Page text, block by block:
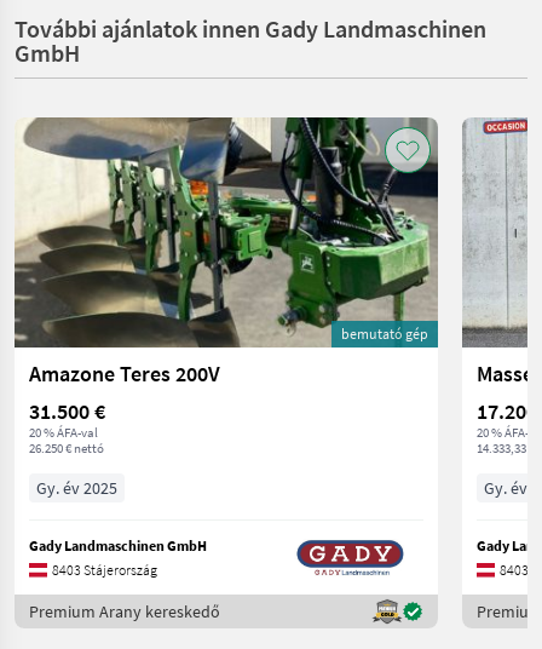
További ajánlatok innen Gady Landmaschinen
GmbH
bemutató gép
Amazone Teres 200V
31.500 €
20 % ÁFA-val
26.250 € nettó
Gy. év 2025
Gady Landmaschinen GmbH
8403 Stájerország
Premium Arany kereskedő
17.200
20 % ÁFA-
14.333,33 €
Gy. év
Gady
8403